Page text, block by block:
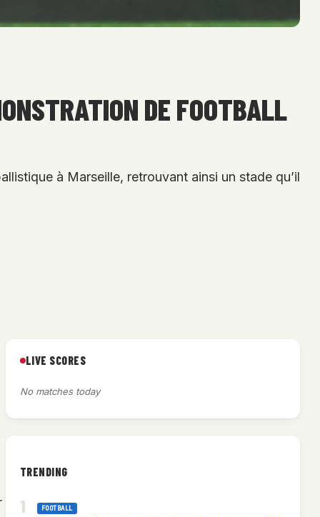
DE FOOTBALL
à Marseille, retrouvant ainsi un stade qu’il
LIVE SCORES
No matches today
TRENDING
FOOTBALL